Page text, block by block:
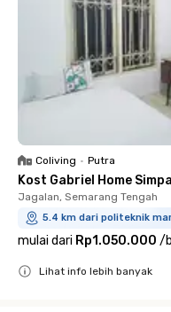
Coliving • Putra
Kost Gabriel Home
Jagalan, Semarang Tengah
5.4 km dari politeknik
mulai dari Rp1.050.000 /
Lihat info lebih banyak